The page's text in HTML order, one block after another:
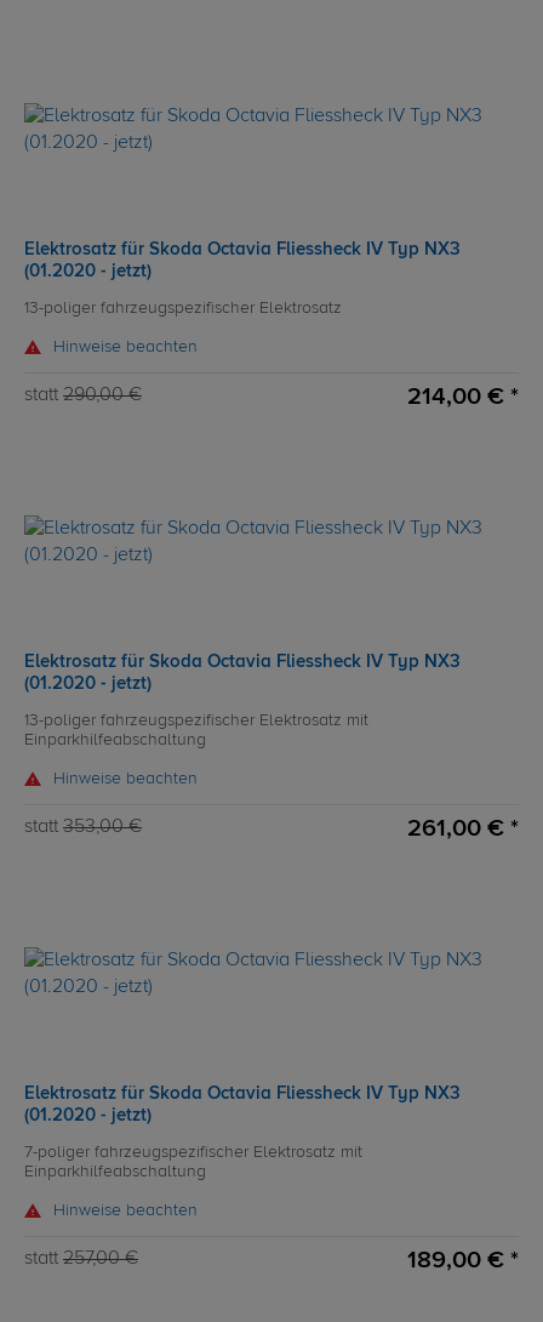
Elektrosatz für Skoda Octavia Fliessheck IV Typ NX3
(01.2020 - jetzt)
13-poliger fahrzeugspezifischer Elektrosatz
Hinweise beachten
statt 290,00 € 214,00 € *
Elektrosatz für Skoda Octavia Fliessheck IV Typ NX3
(01.2020 - jetzt)
13-poliger fahrzeugspezifischer Elektrosatz mit
Einparkhilfeabschaltung
Hinweise beachten
statt 353,00 € 261,00 € *
Elektrosatz für Skoda Octavia Fliessheck IV Typ NX3
(01.2020 - jetzt)
7-poliger fahrzeugspezifischer Elektrosatz mit
Einparkhilfeabschaltung
Hinweise beachten
statt 257,00 € 189,00 € *